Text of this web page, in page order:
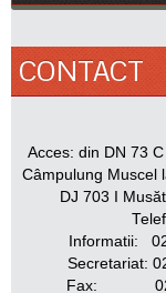
CONTACT
Acces: din DN 73
Câmpulung Muscel
DJ 703 I
Informatii:
Secretariat:
Fax: